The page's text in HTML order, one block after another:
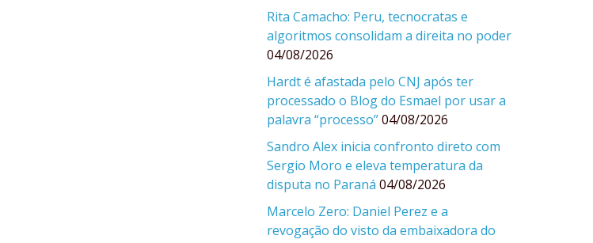
Rita Camacho: Peru, tecnocratas e
algoritmos consolidam a direita no poder
04/08/2026
Hardt é afastada pelo CNJ após ter
processado o Blog do Esmael por usar a
palavra “processo”04/08/2026
Sandro Alex inicia confronto direto com
Sergio Moro e eleva temperatura da
disputa no Paraná 04/08/2026
Marcelo Zero: Daniel Perez e a
revogação do visto da embaixadora do